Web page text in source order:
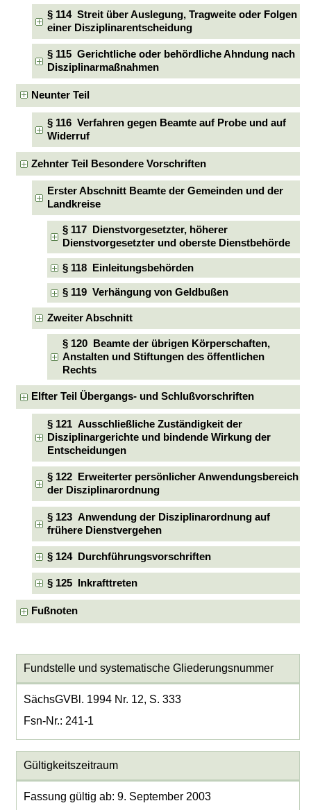
§ 114 Streit über Auslegung, Tragweite oder Folgen
einer Disziplinarentscheidung
§ 115 Gerichtliche oder behördliche Ahndung nach
Disziplinarmaßnahmen
Neunter Teil
§ 116 Verfahren gegen Beamte auf Probe und auf
Widerruf
Zehnter Teil Besondere Vorschriften
Erster Abschnitt Beamte der Gemeinden und der
Landkreise
§ 117 Dienstvorgesetzter, höherer
Dienstvorgesetzter und oberste Dienstbehörde
§ 118 Einleitungsbehörden
§ 119 Verhängung von Geldbußen
Zweiter Abschnitt
§ 120 Beamte der übrigen Körperschaften,
Anstalten und Stiftungen des öffentlichen
Rechts
Elfter Teil Übergangs- und Schlußvorschriften
§ 121 Ausschließliche Zuständigkeit der
Disziplinargerichte und bindende Wirkung der
Entscheidungen
§ 122 Erweiterter persönlicher Anwendungsbereich
der Disziplinarordnung
§ 123 Anwendung der Disziplinarordnung auf
frühere Dienstvergehen
§ 124 Durchführungsvorschriften
§ 125 Inkrafttreten
Fußnoten
Fundstelle und systematische Gliederungsnummer
SächsGVBl. 1994 Nr. 12, S. 333
Fsn-Nr.: 241-1
Gültigkeitszeitraum
Fassung gültig ab: 9. September 2003